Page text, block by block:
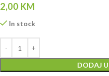
2,00 KM
In stock
DODAJ